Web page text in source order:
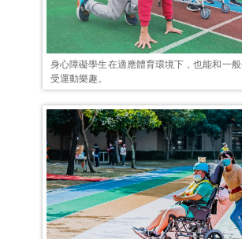
身心障礙學生在適應體育環境下，也能和一
受運動樂趣。